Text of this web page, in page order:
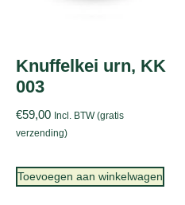
Knuffelkei urn, KK
003
€59,00 Incl. BTW (gratis
verzending)
Toevoegen aan winkelwagen